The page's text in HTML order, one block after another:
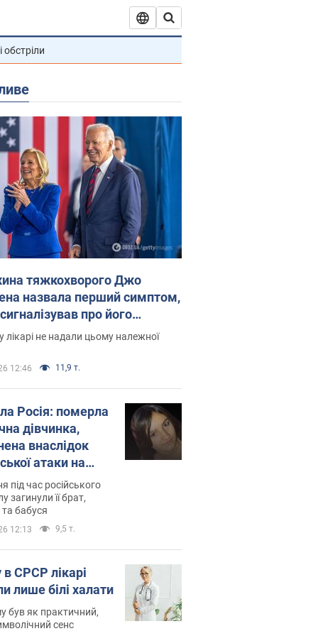
обстріли
тяжкохворого Джо
назвала перший симптом,
про його
рак
лікарі не надали цьому належної
12:46 11,9 т.
Росія: померла
дівчинка,
внаслідок
атаки на
Фото
під час російського
загинули її брат,
та бабуся
12:13 9,5 т.
СРСР лікарі
лише білі халати
був як практичний,
сенс